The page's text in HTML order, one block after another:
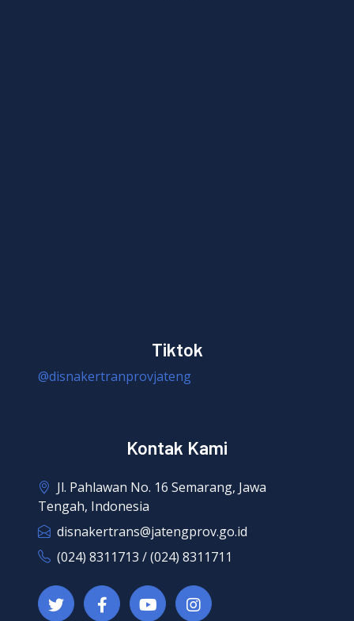
Tiktok
@disnakertranprovjateng
Kontak Kami
Jl. Pahlawan No. 16 Semarang, Jawa
Tengah, Indonesia
disnakertrans@jatengprov.go.id
(024) 8311713 / (024) 8311711